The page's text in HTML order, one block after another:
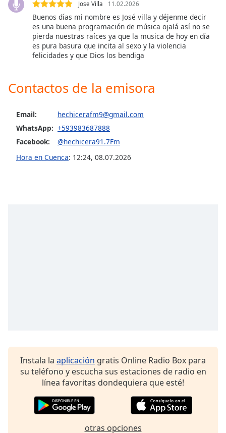
Color
Opacity
Font
dialog
window.
Jose Villa 11.02.2026
Buenos días mi nombre es José villa y déjenme decir
es una buena programación de música ojalá así no se
pierda nuestras raíces ya que la musica de hoy en día
es pura basura que incita al sexo y la violencia
felicidades y que Dios los bendiga
Contactos de la emisora
Email:
hechicerafm9@gmail.com
WhatsApp: +593983687888
Facebook:
@hechicera91.7Fm
Hora en Cuenca: 12:24, 08.07.2026
Instala la aplicación gratis Online Radio Box para
su teléfono y escucha sus estaciones de radio en
línea favoritas dondequiera que esté!
otras opciones